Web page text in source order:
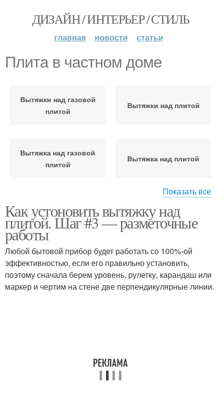
ДИЗАЙН / ИНТЕРЬЕР / СТИЛЬ
главная новости статьи
Плита в частном доме
Вытяжки над газовой
плитой
Вытяжки над плитой
Вытяжка над газовой
плитой
Вытяжка над плитой
Вытяжки от плиты
плиты
Плита без трубы
Показать все
Как устоновить вытяжку над
плитой. Шаг #3 — разметочные
работы
Любой бытовой прибор будет работать со 100%-ой
эффективностью, если его правильно установить,
поэтому сначала берем уровень, рулетку, карандаш или
маркер и чертим на стене две перпендикулярные линии.